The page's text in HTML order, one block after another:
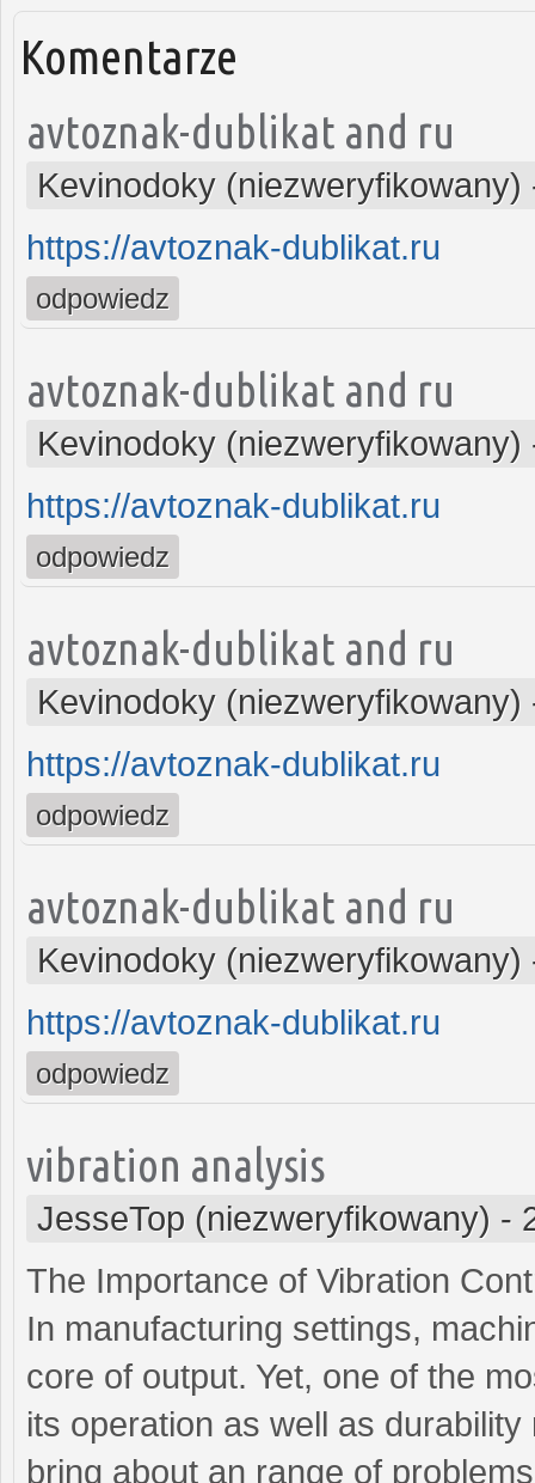
Komentarze
avtoznak-dublikat and ru
Kevinodoky (niezweryfikowany)
https://avtoznak-dublikat.ru
odpowiedz
avtoznak-dublikat and ru
Kevinodoky (niezweryfikowany)
https://avtoznak-dublikat.ru
odpowiedz
avtoznak-dublikat and ru
Kevinodoky (niezweryfikowany)
https://avtoznak-dublikat.ru
odpowiedz
avtoznak-dublikat and ru
Kevinodoky (niezweryfikowany)
https://avtoznak-dublikat.ru
odpowiedz
vibration analysis
JesseTop (niezweryfikowany) -
The Importance of Vibration
In manufacturing settings,
core of output. Yet, one of the
its operation as well as
bring about an range of